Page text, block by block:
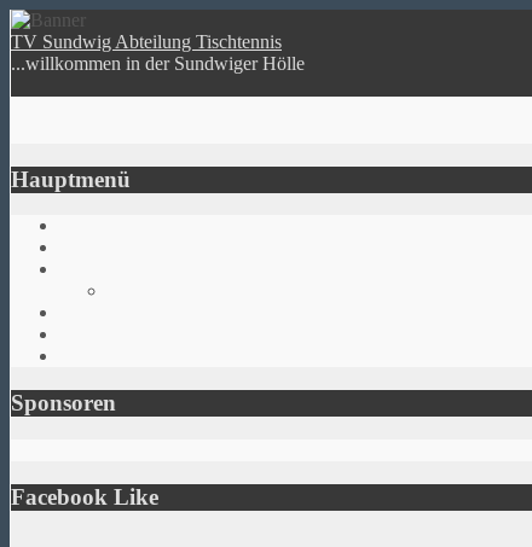
TV Sundwig Abteilung Tischtennis
...willkommen in der Sundwiger Hölle
Hauptmenü
Sponsoren
Facebook Like